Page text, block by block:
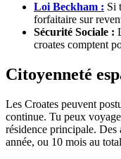
Loi Beckham : Si
forfaitaire sur
Sécurité Sociale :
croates comptent
Citoyenneté
Les Croates peuvent
continue. Tu peux
résidence principale. Des
année, ou 10 mois au